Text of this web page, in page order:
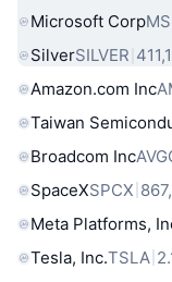
Microsoft Corp
SilverSILVER
Amazon.com Inc
Taiwan
Broadcom Inc
SpaceXSPCX
Meta Platforms,
Tesla, Inc.TSLA